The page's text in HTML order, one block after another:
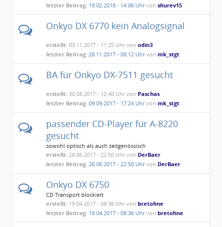
letzter Beitrag: 19.02.2018 - 14:06 Uhrvonshurev15
Onkyo DX 6770 kein Analogsignal
erstellt: 03.11.2017 - 11:25 Uhr vonodin3
letzter Beitrag: 28.11.2017 - 08:12 Uhrvonmk_stgt
BA für Onkyo DX-7511 gesucht
erstellt: 30.08.2017 - 12:40 Uhr von Paschas
letzter Beitrag: 09.09.2017 - 17:24 Uhrvonmk_stgt
passender CD-Player für A-8220
gesucht
sowohl optisch als auch zeitgenössisch
erstellt: 26.06.2017 - 22:50 Uhr von DerBaer
letzter Beitrag: 26.06.2017 - 22:50 Uhrvon DerBaer
Onkyo DX 6750
CD Transport blockiert
erstellt: 19.04.2017 - 08:36 Uhr vonbretohne
letzter Beitrag: 19.04.2017 - 08:36 Uhrvonbretohne